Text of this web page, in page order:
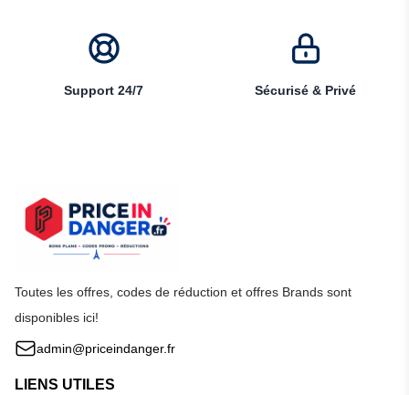
Support 24/7 Sécurisé & Privé
Toutes les offres, codes de réduction et offres Brands sont
disponibles ici!
admin@priceindanger.fr
LIENS UTILES